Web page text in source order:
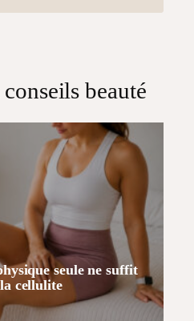
beauté
seule ne suffit
cellulite